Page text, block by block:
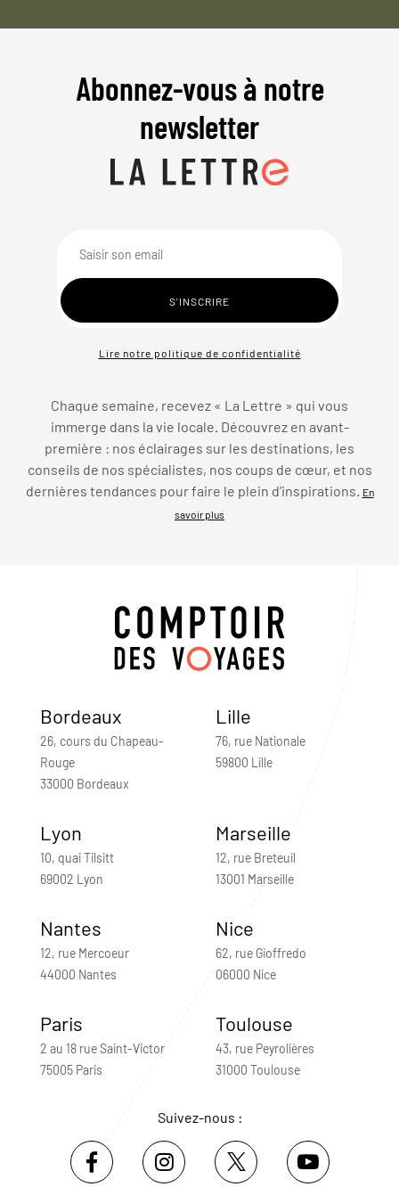
Abonnez-vous à notre
newsletter
Lire notre politique de confidentialité
Chaque semaine, recevez « La Lettre » qui vous
immerge dans la vie locale. Découvrez en avant-
première : nos éclairages sur les destinations, les
conseils de nos spécialistes, nos coups de cœur, et nos
dernières tendances pour faire le plein d’inspirations.
En
savoir plus
Bordeaux
26, cours du Chapeau-
Rouge
33000 Bordeaux
Lille
76, rue Nationale
59800 Lille
Lyon
10, quai Tilsitt
69002 Lyon
Marseille
12, rue Breteuil
13001 Marseille
Nantes
12, rue Mercoeur
44000 Nantes
Nice
62, rue Gioffredo
06000 Nice
Paris
2 au 18 rue Saint-Victor
75005 Paris
Toulouse
43, rue Peyrolières
31000 Toulouse
Suivez-nous :